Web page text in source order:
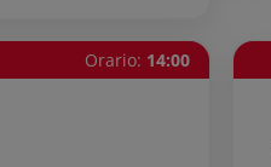
Orario: 14:00